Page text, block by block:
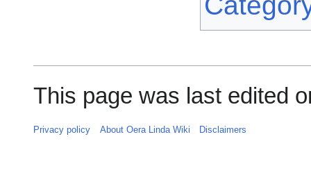
This page was last edited
Privacy policy About Oera Linda Wiki Disclaimers